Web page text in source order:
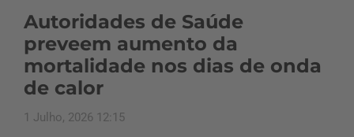
Autoridades de Saúde
preveem aumento da
mortalidade nos dias de onda
de calor
1 Julho, 2026 12:15